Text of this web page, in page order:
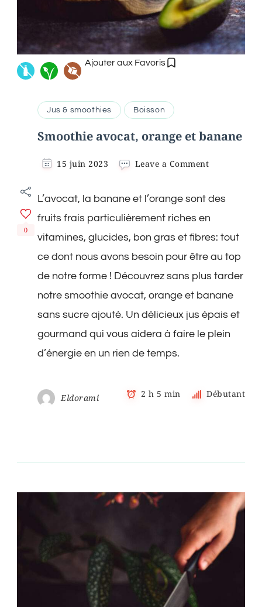
Ajouter aux Favoris
Jus & smoothies Boisson
Smoothie avocat, orange et banane
15 juin 2023 Leave a Commenton
orange
banane
0
L’avocat, la banane et l’orange sont des
fruits frais particulièrement riches en
vitamines, glucides, bon gras et fibres: tout
ce dont nous avons besoin pour être au top
de notre forme ! Découvrez sans plus tarder
notre smoothie avocat, orange et banane
sans sucre ajouté. Un délicieux jus épais et
gourmand qui vous aidera à faire le plein
d’énergie en un rien de temps.
Eldorami 2 h 5 min Débutant